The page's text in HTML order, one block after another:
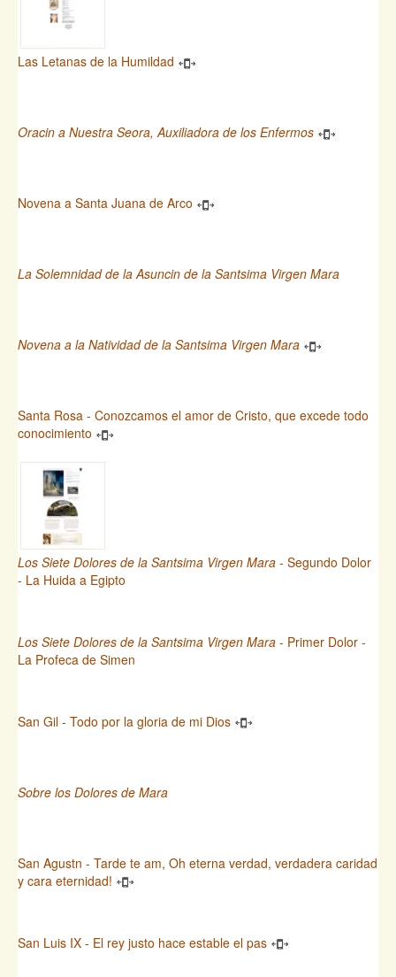
Las Letanas de la Humildad
Oracin a Nuestra Seora, Auxiliadora de los Enfermos
Novena a Santa Juana de Arco
La Solemnidad de la Asuncin de la Santsima Virgen Mara
Novena a la Natividad de la Santsima Virgen Mara
Santa Rosa - Conozcamos el amor de Cristo, que excede todo
conocimiento
Los Siete Dolores de la Santsima Virgen Mara - Segundo Dolor
- La Huida a Egipto
Los Siete Dolores de la Santsima Virgen Mara - Primer Dolor -
La Profeca de Simen
San Gil - Todo por la gloria de mi Dios
Sobre los Dolores de Mara
San Agustn - Tarde te am, Oh eterna verdad, verdadera caridad
y cara eternidad!
San Luis IX - El rey justo hace estable el pas